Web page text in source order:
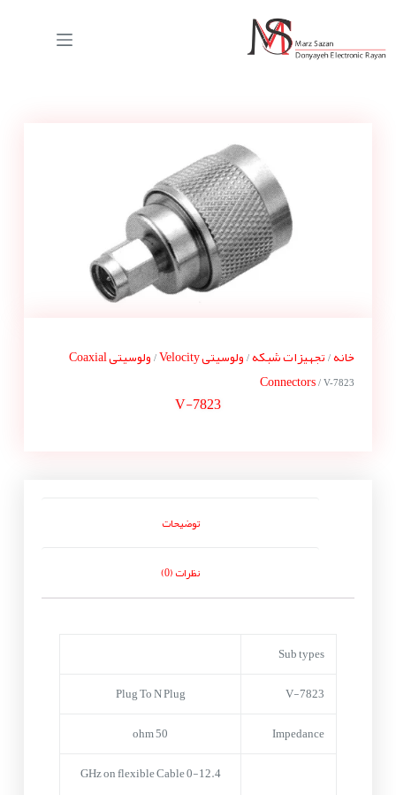
خانه/ تجهیزات شبکه/ ولوسیتی Velocity /
ولوسیتی Coaxial
Connectors / V-7823
V-7823
توضیحات
نظرات (0)
Sub types
V-7823
Plug To N Plug
Impedance
50 ohm
0-12.4 GHz on flexible Cable